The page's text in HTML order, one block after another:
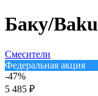
Баку/Baku
Смесители
Федеральная акция
-47%
5 485 ₽